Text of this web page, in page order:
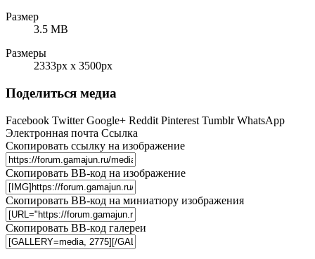
Размер
3.5 MB
Размеры
2333px x 3500px
Поделиться медиа
Facebook Twitter Google+ Reddit Pinterest Tumblr WhatsApp
Электронная почта Ссылка
Скопировать ссылку на изображение
Скопировать BB-код на изображение
Скопировать BB-код на миниатюру изображения
Скопировать BB-код галереи